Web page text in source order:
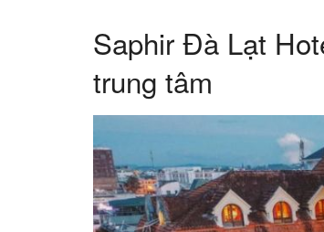
Saphir Đà Lạt
trung tâm